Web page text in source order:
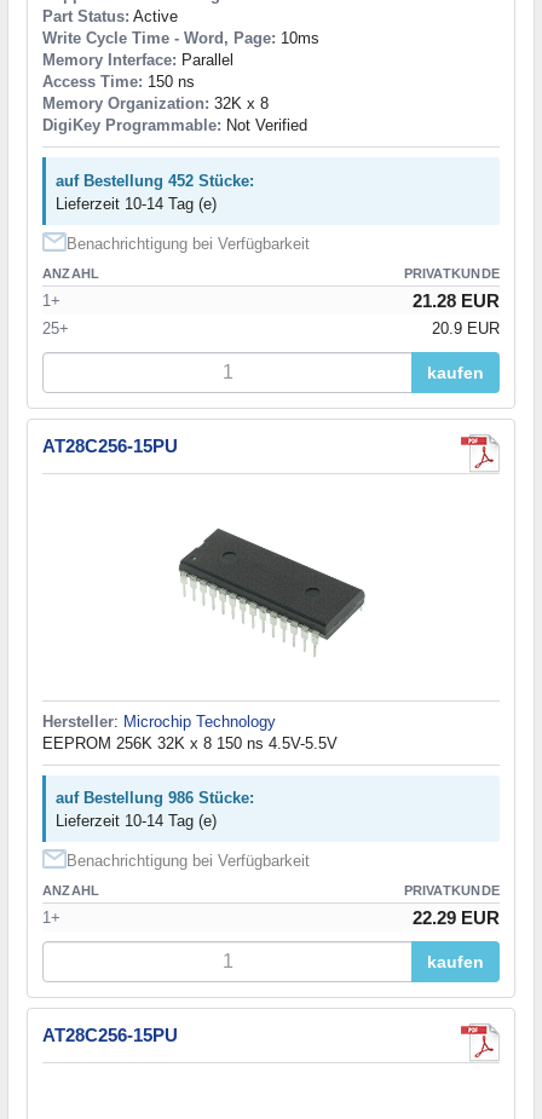
Part Status: Active
Write Cycle Time - Word, Page: 10ms
Memory Interface: Parallel
Access Time: 150 ns
Memory Organization: 32K x 8
DigiKey Programmable: Not Verified
auf Bestellung 452 Stücke:
Lieferzeit 10-14 Tag (e)
Benachrichtigung bei Verfügbarkeit
ANZAHL PRIVATKUNDE
1+ 21.28 EUR
25+ 20.9 EUR
kaufen
AT28C256-15PU
Hersteller: Microchip Technology
EEPROM 256K 32K x 8 150 ns 4.5V-5.5V
auf Bestellung 986 Stücke:
Lieferzeit 10-14 Tag (e)
Benachrichtigung bei Verfügbarkeit
ANZAHL PRIVATKUNDE
1+ 22.29 EUR
kaufen
AT28C256-15PU